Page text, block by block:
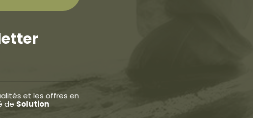
et les offres en
de Solution